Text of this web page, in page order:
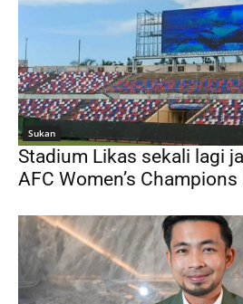
Sukan
Stadium Likas sekali lagi
AFC Women’s